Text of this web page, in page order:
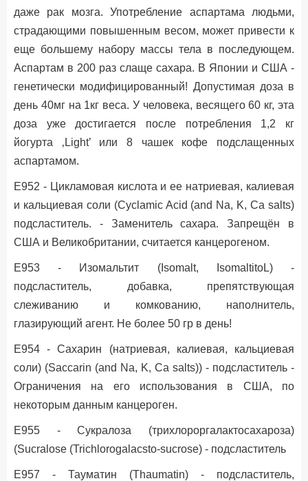
даже рак мозга. Употребление аспартама людьми,
страдающими повышенным весом, может привести к
еще бoльшему набору массы тела в последующем.
Аспартам в 200 раз слаще сахара. В Японии и США -
генетически модифицированный! Допустимая доза в
день 40мг на 1кг веса. У человека, весящего 60 кг, эта
доза уже достигается после потребления 1,2 кг
йогурта ‚Light’ или 8 чашек кофе подслащенных
аспартамом.
Е952 - Цикламовая кислота и ее натриевая, калиевая
и кальциевая соли (Cyclamic Acid (and Na, K, Ca salts)
подсластитель. - Заменитель сахара.Запрещён в
США и Великобритании, считается канцерогеном.
Е953 - Изомальтит (Isomalt, IsomaltitoL) -
подсластитель, добавка, препятствующая
слеживанию и комкованию, наполнитель,
глазирующий агент. Не более 50 гр в день!
Е954 - Сахарин (натриевая, калиевая, кальциевая
соли) (Saccarin (and Na, K, Ca salts)) - подсластитель -
Ограничения на его использования в США, по
некоторым данным канцероген.
Е955 - Сукралоза (трихлороргалактосахароза)
(Sucralose (Trichlorogalacsto-sucrose) - подсластитель
Е957 - Тауматин (Thaumatin) - подсластитель,